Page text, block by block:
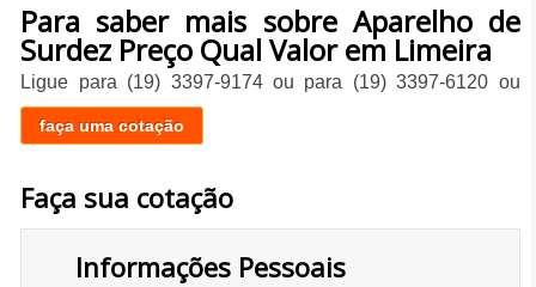
Para saber mais sobre Aparelho de
Surdez Preço Qual Valor em Limeira
Ligue para (19) 3397-9174ou para (19) 3397-6120 ou
faça uma cotação
Faça sua cotação
Informações Pessoais